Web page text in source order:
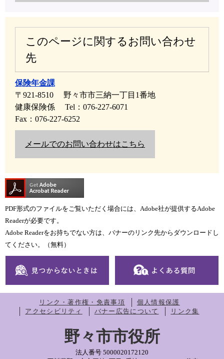
このページに関するお問い合わせ
先
保険年金課
〒921-8510
野々市市三納一丁目1番地
健康保険係
Tel：076-227-6071
Fax：076-227-6252
メールでのお問い合わせはこちら
PDF形式のファイルをご覧いただく場合には、Adobe社が提供するAdobe
Readerが必要です。
Adobe Readerをお持ちでない方は、バナーのリンク先からダウンロードし
てください。（無料）
リンク・著作権・免責事項
個人情報保護
アクセシビリティ
バナー広告について リンク集
野々市市役所
法人番号 5000020172120